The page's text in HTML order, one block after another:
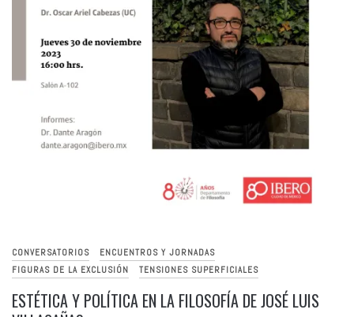
CONVERSATORIOS
ENCUENTROS Y JORNADAS
FIGURAS DE LA EXCLUSIÓN
TENSIONES SUPERFICIALES
ESTÉTICA Y POLÍTICA EN LA FILOSOFÍA DE JOSÉ LUIS